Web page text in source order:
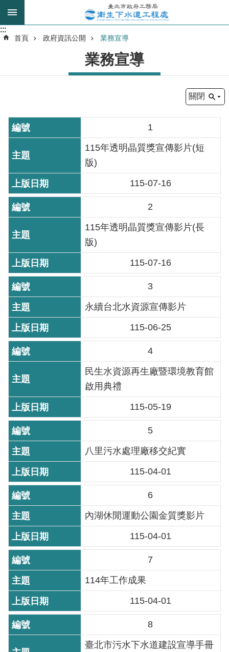
跳到主要內容區塊
進
的
身
是
公
告
訊
機
關
介
紹
業
務
資
訊
政
資
訊
公
開
重
點
業
務
廉
政
園
地
為
民
服
:::
:::
首頁 政府資訊公開 業務宣導
業務宣導
關閉
1
115年透明晶質獎宣傳影片(短
版)
115-07-16
2
115年透明晶質獎宣傳影片(長
版)
115-07-16
3
永續台北水資源宣傳影片
115-06-25
4
民生水資源再生廠暨環境教育館
啟用典禮
115-05-19
5
八里污水處理廠移交紀實
115-04-01
6
內湖休閒運動公園金質獎影片
115-04-01
7
114年工作成果
115-04-01
8
臺北市污水下水道建設宣導手冊